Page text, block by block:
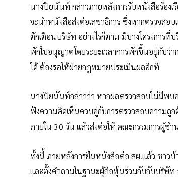
นางปิยนันท์ กล่าวภายหลังการรับหนังสือร้องเ
จะนำหนังสือส่งต่อเลขาธิการ ซึ่งหากตรวจสอ
ตักเตือนบริษัท อย่างไรก็ตาม มีบางโครงการ
พักใบอนุญาตโดยระยะเวลาการพักขึ้นอยู่กับ
ได้ ต้องรอให้ฝ่ายกฎหมายประเมินผลอีกที
นางปิยนันท์กล่าวว่า หากผลตรวจสอบไม่มีพ
ฟังความคิดเห็นควบคู่กับการตรวจสอบความถูก
ภายใน 30 วัน แล้วส่งต่อให้ คณะกรรมการผู้ช
ทั้งนี้ ภายหลังการยื่นหนังสือต่อ สผ.แล้ว ชาว
และตั้งคำถามในฐานะผู้ถือหุ้นร่วมกับกับบริษัท